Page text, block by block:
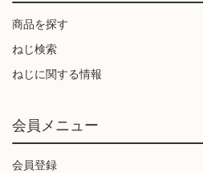
商品を探す
ねじ検索
ねじに関する情報
会員メニュー
会員登録